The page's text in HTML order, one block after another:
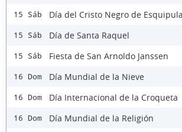
15 Sáb Día del Cristo Negro de
15 Sáb Día de Santa Raquel
15 Sáb Fiesta de San Arnoldo Janssen
16 Dom Día Mundial de la Nieve
16 Dom Día Internacional de la Croqueta
16 Dom Día Mundial de la Religión